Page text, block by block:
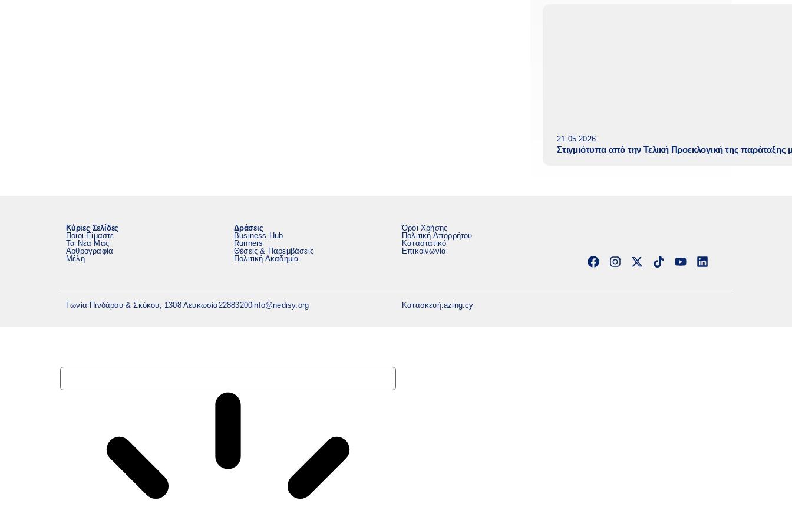
21.05.2026
Στιγμιότυπα από την Τελική Προεκλογική της παράταξης
Κύριες Σελίδες
Ποιοι Είμαστε
Τα Νέα Μας
Αρθρογραφία
Μέλη
Δράσεις
Business Hub
Runners
Θέσεις & Παρεμβάσεις
Πολιτική Ακαδημία
Όροι Χρήσης
Πολιτική Απορρήτου
Καταστατικό
Επικοινωνία
Γωνία Πινδάρου & Σκόκου, 1308 Λευκωσία22883200info@nedisy.org Κατασκευή:azing.cy